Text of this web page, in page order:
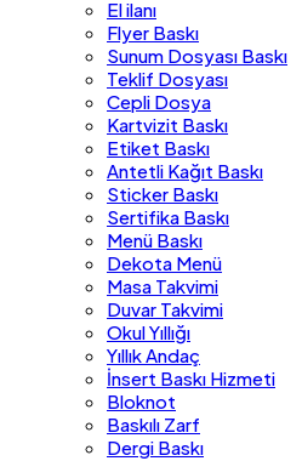
El ilanı
Flyer Baskı
Sunum Dosyası Baskı
Teklif Dosyası
Cepli Dosya
Kartvizit Baskı
Etiket Baskı
Antetli Kağıt Baskı
Sticker Baskı
Sertifika Baskı
Menü Baskı
Dekota Menü
Masa Takvimi
Duvar Takvimi
Okul Yıllığı
Yıllık Andaç
İnsert Baskı Hizmeti
Bloknot
Baskılı Zarf
Dergi Baskı